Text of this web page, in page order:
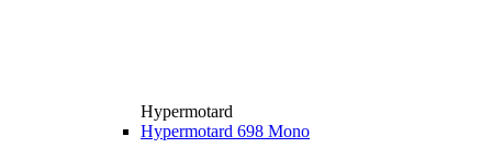
Hypermotard
Hypermotard 698 Mono